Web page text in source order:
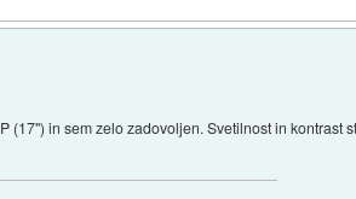
(17") in sem zelo zadovoljen. Svetilnost in